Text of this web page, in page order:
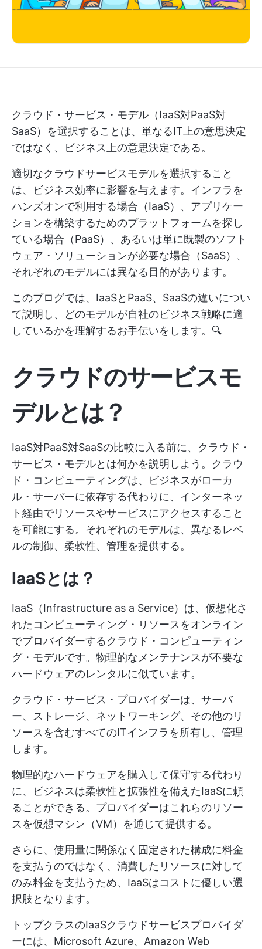
クラウド・サービス・モデル（IaaS対PaaS対
SaaS）を選択することは、単なるIT上の意思決定
ではなく、ビジネス上の意思決定である。
適切なクラウドサービスモデルを選択すること
は、ビジネス効率に影響を与えます。インフラを
ハンズオンで利用する場合（IaaS）、アプリケー
ションを構築するためのプラットフォームを探し
ている場合（PaaS）、あるいは単に既製のソフト
ウェア・ソリューションが必要な場合（SaaS）、
それぞれのモデルには異なる目的があります。
このブログでは、IaaSとPaaS、SaaSの違いについ
て説明し、どのモデルが自社のビジネス戦略に適
しているかを理解するお手伝いをします。🔍
クラウドのサービスモ
デルとは？
IaaS対PaaS対SaaSの比較に入る前に、クラウド・
サービス・モデルとは何かを説明しよう。クラウ
ド・コンピューティングは、ビジネスがローカ
ル・サーバーに依存する代わりに、インターネッ
ト経由でリソースやサービスにアクセスすること
を可能にする。それぞれのモデルは、異なるレベ
ルの制御、柔軟性、管理を提供する。
IaaSとは？
IaaS（Infrastructure as a Service）は、仮想化さ
れたコンピューティング・リソースをオンライン
でプロバイダーするクラウド・コンピューティン
グ・モデルです。物理的なメンテナンスが不要な
ハードウェアのレンタルに似ています。
クラウド・サービス・プロバイダーは、サーバ
ー、ストレージ、ネットワーキング、その他のリ
ソースを含むすべてのITインフラを所有し、管理
します。
物理的なハードウェアを購入して保守する代わり
に、ビジネスは柔軟性と拡張性を備えたIaaSに頼
ることができる。プロバイダーはこれらのリソー
スを仮想マシン（VM）を通じて提供する。
さらに、使用量に関係なく固定された構成に料金
を支払うのではなく、消費したリソースに対して
のみ料金を支払うため、IaaSはコストに優しい選
択肢となります。
トップクラスのIaaSクラウドサービスプロバイダ
ーには、Microsoft Azure、Amazon Web